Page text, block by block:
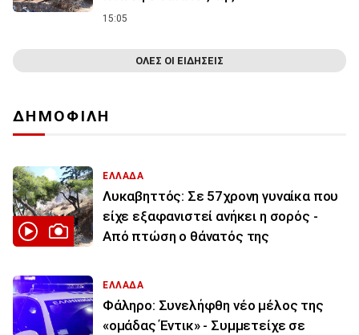
15:05
ΟΛΕΣ ΟΙ ΕΙΔΗΣΕΙΣ
ΔΗΜΟΦΙΛΗ
ΕΛΛΑΔΑ
Λυκαβηττός: Σε 57χρονη γυναίκα που
είχε εξαφανιστεί ανήκει η σορός -
Από πτώση ο θάνατός της
ΕΛΛΑΔΑ
Φάληρο: Συνελήφθη νέο μέλος της
«ομάδας Έντικ» - Συμμετείχε σε